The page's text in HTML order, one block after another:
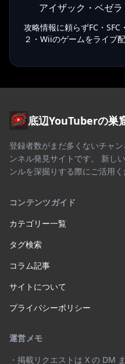
アイザック・ベゼラ
攻略情報に頼らずFC・SFC
２・Wiiのゲームをライブ
底辺YouTuberの巣
登録者数がまだ多くないチャ
ンネル発見サイトです。 新し
ンルを深掘りする際にご活用く
コンテンツガイド
カテゴリー一覧
タグ検索
コラム記事
サイトについて
プライバシーポリシー
運営メモ
・掲載リクエストは X の DM